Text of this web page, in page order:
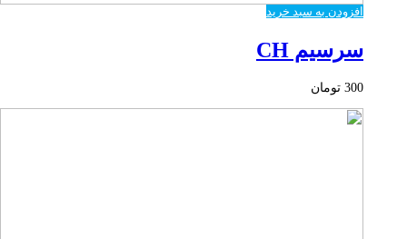
افزودن به سبد خرید
سرسیم CH
300 تومان